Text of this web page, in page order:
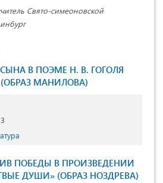
Свято-симеоновской
В ПОЭМЕ Н. В. ГОГОЛЯ
МАНИЛОВА)
ПОБЕДЫ В ПРОИЗВЕДЕНИИ
ДУШИ» (ОБРАЗ НОЗДРЕВА)